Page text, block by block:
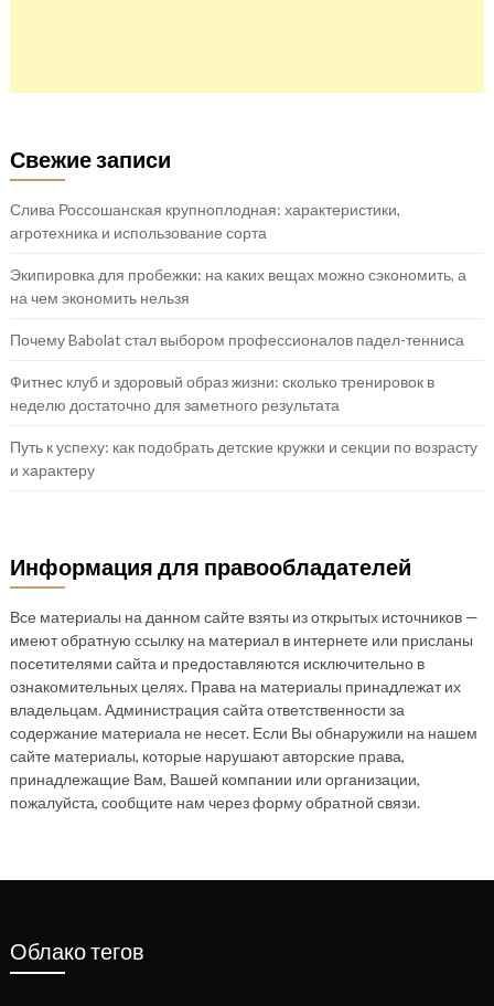
Свежие записи
Слива Россошанская крупноплодная: характеристики,
агротехника и использование сорта
Экипировка для пробежки: на каких вещах можно сэкономить, а
на чем экономить нельзя
Почему Babolat стал выбором профессионалов падел-тенниса
Фитнес клуб и здоровый образ жизни: сколько тренировок в
неделю достаточно для заметного результата
Путь к успеху: как подобрать детские кружки и секции по возрасту
и характеру
Информация для правообладателей
Все материалы на данном сайте взяты из открытых источников —
имеют обратную ссылку на материал в интернете или присланы
посетителями сайта и предоставляются исключительно в
ознакомительных целях. Права на материалы принадлежат их
владельцам. Администрация сайта ответственности за
содержание материала не несет. Если Вы обнаружили на нашем
сайте материалы, которые нарушают авторские права,
принадлежащие Вам, Вашей компании или организации,
пожалуйста, сообщите нам через форму обратной связи.
Облако тегов